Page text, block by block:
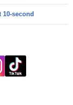
10-second